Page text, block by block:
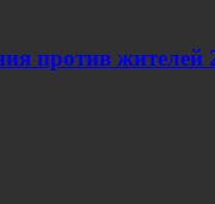
против жителей